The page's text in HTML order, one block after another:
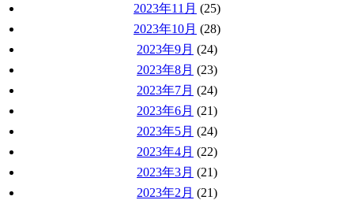
2023年11月 (25)
2023年10月 (28)
2023年9月 (24)
2023年8月 (23)
2023年7月 (24)
2023年6月 (21)
2023年5月 (24)
2023年4月 (22)
2023年3月 (21)
2023年2月 (21)